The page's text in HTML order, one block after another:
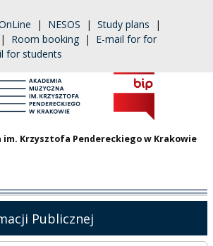
| NESOS | Study plans |
| Room booking | E-mail for for
for students
im. Krzysztofa Pendereckiego w Krakowie
Publicznej